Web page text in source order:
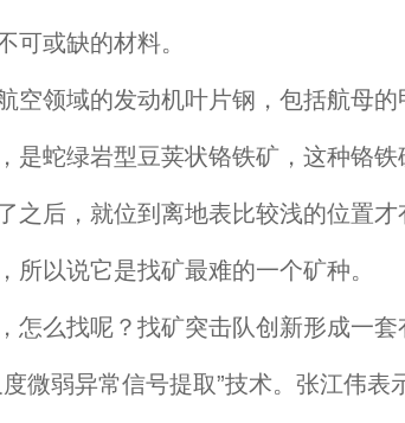
可或缺的材料。
领域的发动机叶片钢，包括航母的
是蛇绿岩型豆荚状铬铁矿，这种铬
之后，就位到离地表比较浅的位置
以说它是找矿最难的一个矿种。
么找呢？找矿突击队创新形成一套
微弱异常信号提取”技术。张江伟表